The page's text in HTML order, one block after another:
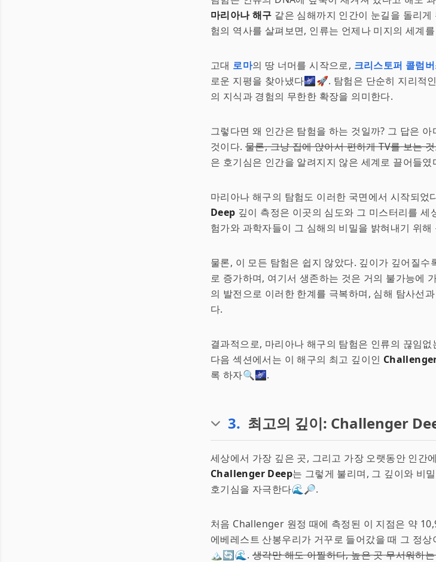
마리아나 해구 같은 심해까지 인간이 눈길을 돌리
험의 역사를 살펴보면, 인류는 언제나 미지의 세계
고대 로마의 땅 너머를 시작으로, 크리스토퍼 콜럼
로운 지평을 찾아냈다🌌🚀. 탐험은 단순히 지리적
의 지식과 경험의 무한한 확장을 의미한다.
그렇다면 왜 인간은 탐험을 하는 것일까? 그 답은
것이다. 물론, 그냥 집에 앉아서 편하게 TV를 보는
은 호기심은 인간을 알려지지 않은 세계로 끌어들
마리아나 해구의 탐험도 이러한 국면에서 시작되었
Deep 깊이 측정은 이곳의 심도와 그 미스터리를
험가와 과학자들이 그 심해의 비밀을 밝혀내기 위
물론, 이 모든 탐험은 쉽지 않았다. 깊이가 깊어질
로 증가하며, 여기서 생존하는 것은 거의 불가능에
의 발전으로 이러한 한계를 극복하며, 심해 탐사선
다.
결과적으로, 마리아나 해구의 탐험은 인류의 끊임
다음 섹션에서는 이 해구의 최고 깊이인
록 하자🔍🌌.
3. 최고의 깊이: Challenger
세상에서 가장 깊은 곳, 그리고 가장 오랫동안 인간
Challenger Deep는 그렇게 불리며, 그 깊이와 비
호기심을 자극한다🌊🔎.
처음 Challenger 원정 때에 측정된 이 지점은 약
에베레스트 산봉우리가 거꾸로 들어갔을 때 그 정
🏔️🔄🌊. 생각만 해도 아찔하다, 높은 곳 무서워하